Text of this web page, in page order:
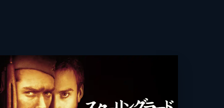
・メイズ
ル・ジブソン